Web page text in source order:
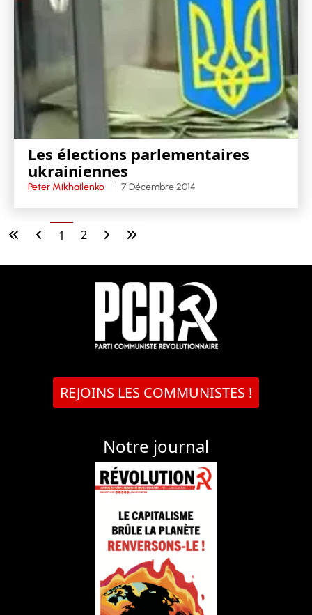
Les élections parlementaires
ukrainiennes
Peter Mikhailenko 7 Décembre 2014
1 2
REJOINS LES COMMUNISTES !
Notre journal